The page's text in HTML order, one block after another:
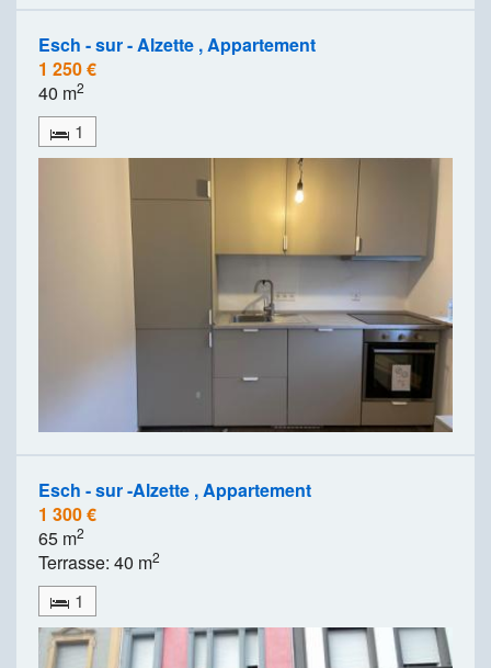
Esch - sur - Alzette , Appartement
1 250 €
40 m2
1
Esch - sur -Alzette , Appartement
1 300 €
65 m2
Terrasse: 40 m2
1